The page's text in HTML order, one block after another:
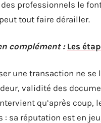
professionnels le
tout faire dérailler.
complément : Les
une transaction ne
validité des
qu’après coup,
: sa réputation est en